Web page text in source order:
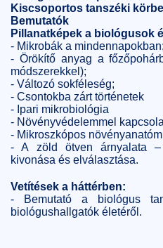
Kiscsoportos tanszéki
Bemutatók
Pillanatképek a biológusok
- Mikrobák a mindennapokban;
- Örökítő anyag a
módszerekkel);
- Változó sokféleség;
- Csontokba zárt történetek
- Ipari mikrobiológia
- Növényvédelemmel
- Mikroszkópos
- A zöld ötven árnyalata –
kivonása és elválasztása.
Vetítések a háttérben:
- Bemutató a biológus
biológushallgatók életéről.